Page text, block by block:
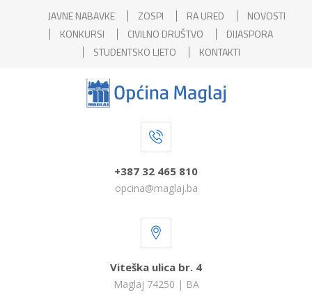
JAVNE NABAVKE ZOSPI RA URED
NOVOSTI
KONKURSI
CIVILNO DRUŠTVO
DIJASPORA
STUDENTSKO LJETO
KONTAKTI
+387 32 465 810
opcina@maglaj.ba
Viteška ulica br. 4
Maglaj 74250 | BA